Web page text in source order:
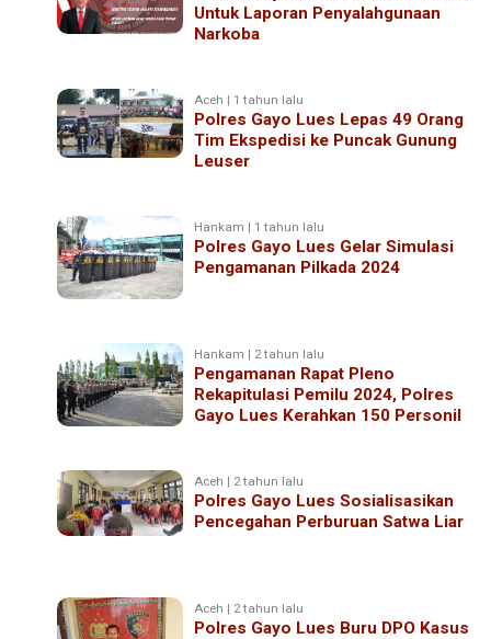
Untuk Laporan Penyalahgunaan
Narkoba
Aceh | 1 tahun lalu
Polres Gayo Lues Lepas 49 Orang
Tim Ekspedisi ke Puncak Gunung
Leuser
Hankam | 1 tahun lalu
Polres Gayo Lues Gelar Simulasi
Pengamanan Pilkada 2024
Hankam | 2 tahun lalu
Pengamanan Rapat Pleno
Rekapitulasi Pemilu 2024, Polres
Gayo Lues Kerahkan 150 Personil
Aceh | 2 tahun lalu
Polres Gayo Lues Sosialisasikan
Pencegahan Perburuan Satwa Liar
Aceh | 2 tahun lalu
Polres Gayo Lues Buru DPO Kasus